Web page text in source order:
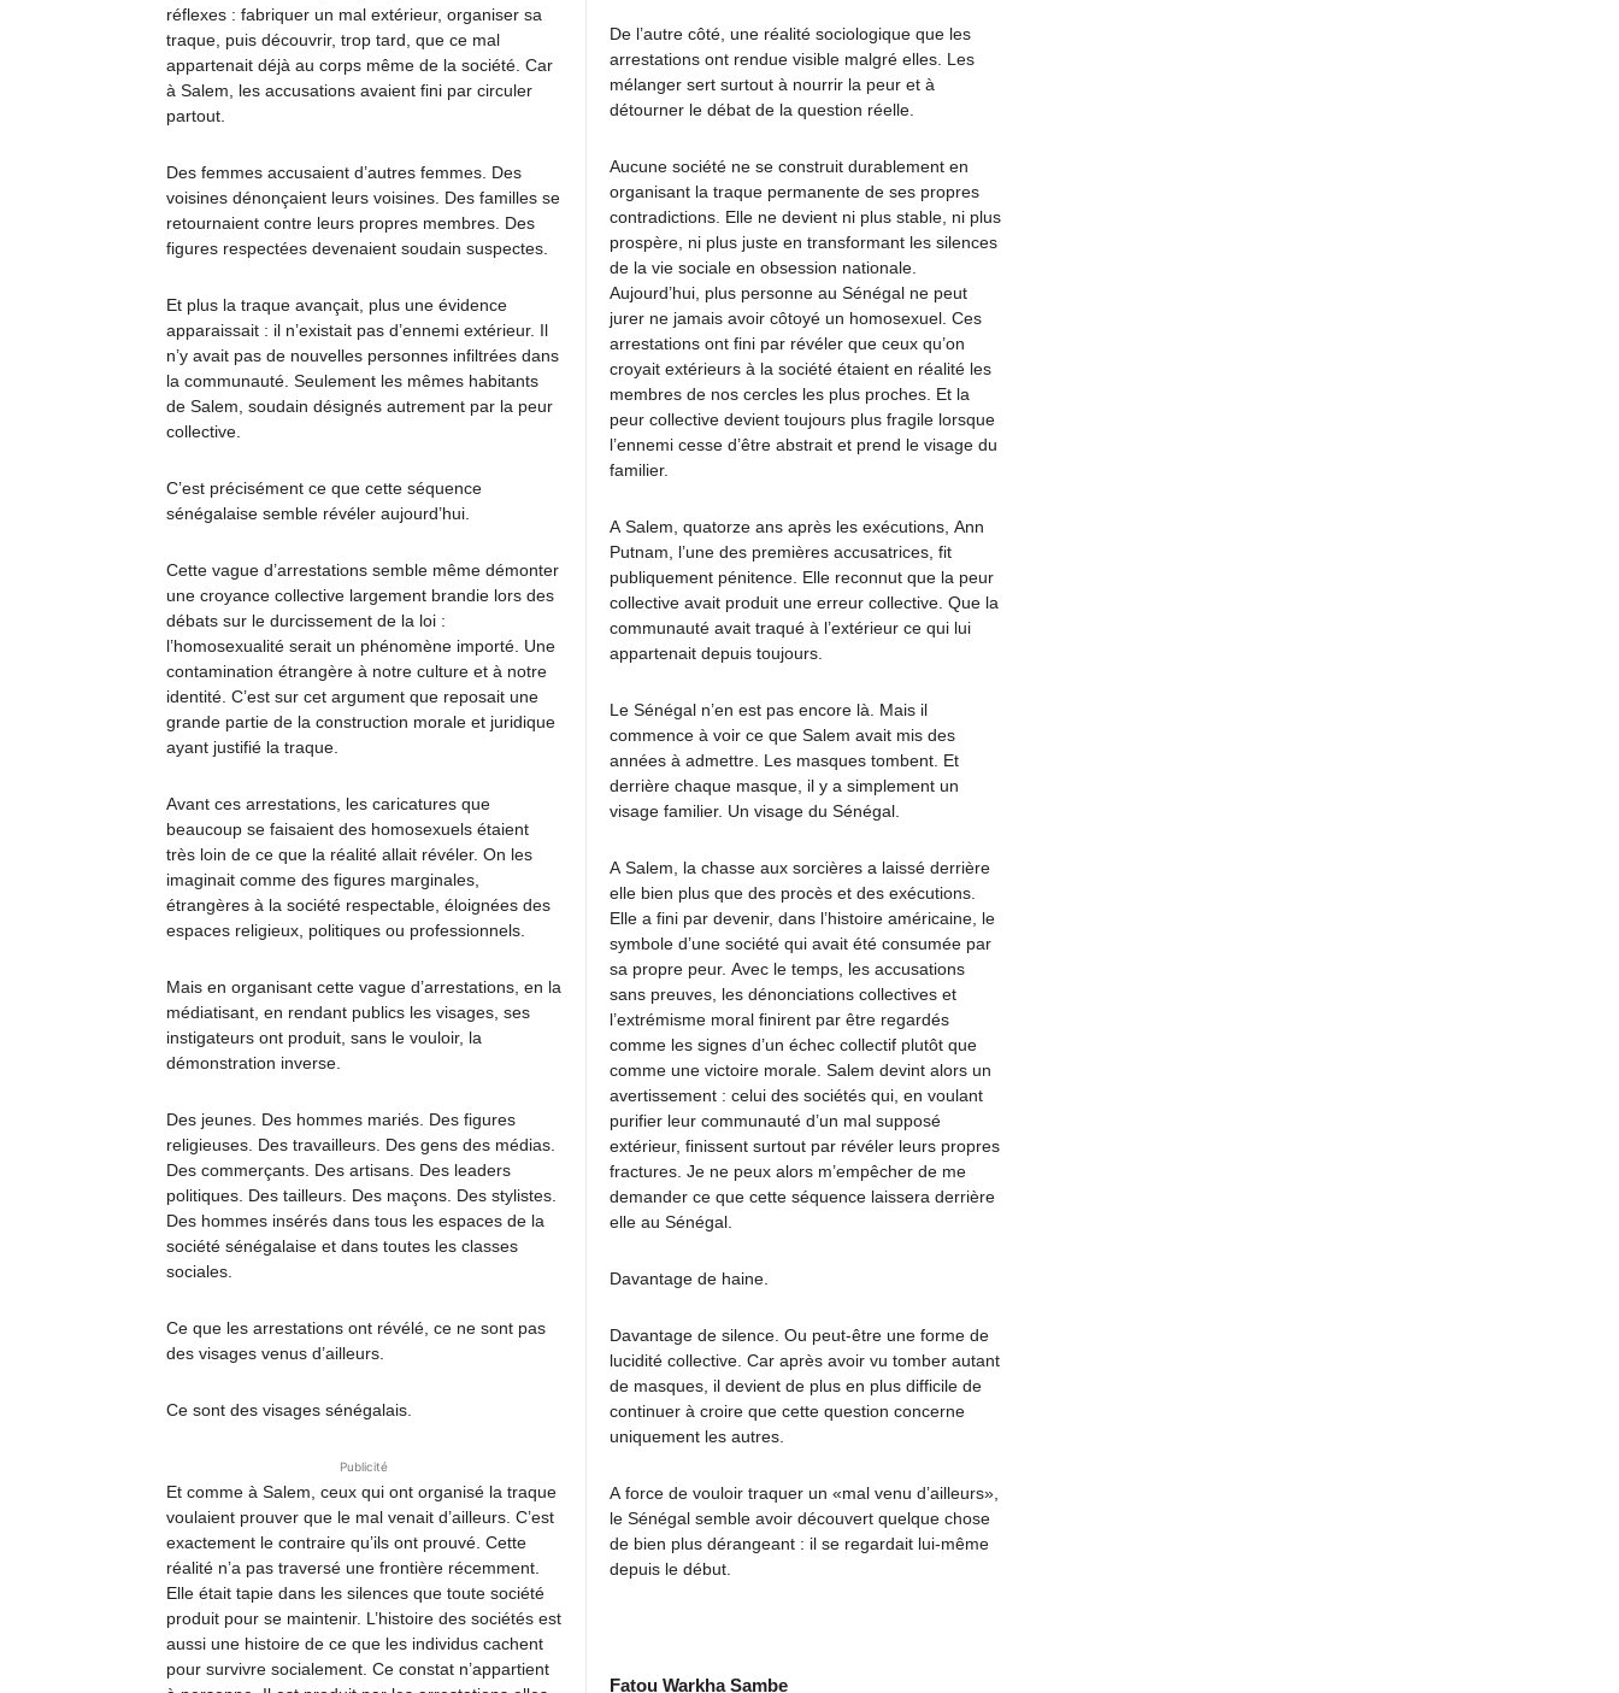
réflexes : fabriquer un mal extérieur, organiser sa
traque, puis découvrir, trop tard, que ce mal
appartenait déjà au corps même de la société. Car
à Salem, les accusations avaient fini par circuler
partout.
Des femmes accusaient d’autres femmes. Des
voisines dénonçaient leurs voisines. Des familles se
retournaient contre leurs propres membres. Des
figures respectées devenaient soudain suspectes.
Et plus la traque avançait, plus une évidence
apparaissait : il n’existait pas d’ennemi extérieur. Il
n’y avait pas de nouvelles personnes infiltrées dans
la communauté. Seulement les mêmes habitants
de Salem, soudain désignés autrement par la peur
collective.
C’est précisément ce que cette séquence
sénégalaise semble révéler aujourd’hui.
Cette vague d’arrestations semble même démonter
une croyance collective largement brandie lors des
débats sur le durcissement de la loi :
l’homosexualité serait un phénomène importé. Une
contamination étrangère à notre culture et à notre
identité. C’est sur cet argument que reposait une
grande partie de la construction morale et juridique
ayant justifié la traque.
Avant ces arrestations, les caricatures que
beaucoup se faisaient des homosexuels étaient
très loin de ce que la réalité allait révéler. On les
imaginait comme des figures marginales,
étrangères à la société respectable, éloignées des
espaces religieux, politiques ou professionnels.
Mais en organisant cette vague d’arrestations, en la
médiatisant, en rendant publics les visages, ses
instigateurs ont produit, sans le vouloir, la
démonstration inverse.
Des jeunes. Des hommes mariés. Des figures
religieuses. Des travailleurs. Des gens des médias.
Des commerçants. Des artisans. Des leaders
politiques. Des tailleurs. Des maçons. Des stylistes.
Des hommes insérés dans tous les espaces de la
société sénégalaise et dans toutes les classes
sociales.
Ce que les arrestations ont révélé, ce ne sont pas
des visages venus d’ailleurs.
Ce sont des visages sénégalais.
Publicité
Et comme à Salem, ceux qui ont organisé la traque
voulaient prouver que le mal venait d’ailleurs. C’est
exactement le contraire qu’ils ont prouvé. Cette
réalité n’a pas traversé une frontière récemment.
Elle était tapie dans les silences que toute société
produit pour se maintenir. L’histoire des sociétés est
aussi une histoire de ce que les individus cachent
pour survivre socialement. Ce constat n’appartient
De l’autre côté, une réalité sociologique que les
arrestations ont rendue visible malgré elles. Les
mélanger sert surtout à nourrir la peur et à
détourner le débat de la question réelle.
Aucune société ne se construit durablement en
organisant la traque permanente de ses propres
contradictions. Elle ne devient ni plus stable, ni plus
prospère, ni plus juste en transformant les silences
de la vie sociale en obsession nationale.
Aujourd’hui, plus personne au Sénégal ne peut
jurer ne jamais avoir côtoyé un homosexuel. Ces
arrestations ont fini par révéler que ceux qu’on
croyait extérieurs à la société étaient en réalité les
membres de nos cercles les plus proches. Et la
peur collective devient toujours plus fragile lorsque
l’ennemi cesse d’être abstrait et prend le visage du
familier.
A Salem, quatorze ans après les exécutions, Ann
Putnam, l’une des premières accusatrices, fit
publiquement pénitence. Elle reconnut que la peur
collective avait produit une erreur collective. Que la
communauté avait traqué à l’extérieur ce qui lui
appartenait depuis toujours.
Le Sénégal n’en est pas encore là. Mais il
commence à voir ce que Salem avait mis des
années à admettre. Les masques tombent. Et
derrière chaque masque, il y a simplement un
visage familier. Un visage du Sénégal.
A Salem, la chasse aux sorcières a laissé derrière
elle bien plus que des procès et des exécutions.
Elle a fini par devenir, dans l’histoire américaine, le
symbole d’une société qui avait été consumée par
sa propre peur. Avec le temps, les accusations
sans preuves, les dénonciations collectives et
l’extrémisme moral finirent par être regardés
comme les signes d’un échec collectif plutôt que
comme une victoire morale. Salem devint alors un
avertissement : celui des sociétés qui, en voulant
purifier leur communauté d’un mal supposé
extérieur, finissent surtout par révéler leurs propres
fractures. Je ne peux alors m’empêcher de me
demander ce que cette séquence laissera derrière
elle au Sénégal.
Davantage de haine.
Davantage de silence. Ou peut-être une forme de
lucidité collective. Car après avoir vu tomber autant
de masques, il devient de plus en plus difficile de
continuer à croire que cette question concerne
uniquement les autres.
A force de vouloir traquer un «mal venu d’ailleurs»,
le Sénégal semble avoir découvert quelque chose
de bien plus dérangeant : il se regardait lui-même
depuis le début.
Fatou Warkha Sambe